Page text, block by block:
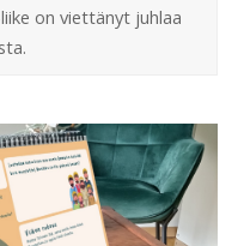
on viettänyt juhlaa